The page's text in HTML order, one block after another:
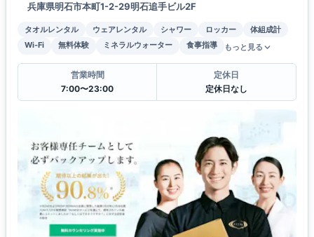
兵庫県明石市本町1-2-29明石追手ビル2F
タオルレンタル ウェアレンタル シャワー ロッカー
体組成計
Wi-Fi
無料体験 ミネラルウォーター 食事指導 もっと見る
営業時間
7:00〜23:00
定休日
定休日なし